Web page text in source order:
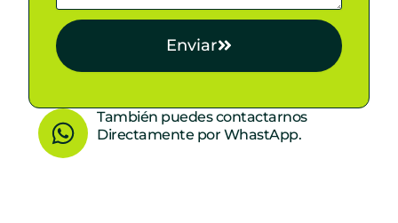
Enviar
W
h
También puedes contactarnos
Directamente por WhastApp.